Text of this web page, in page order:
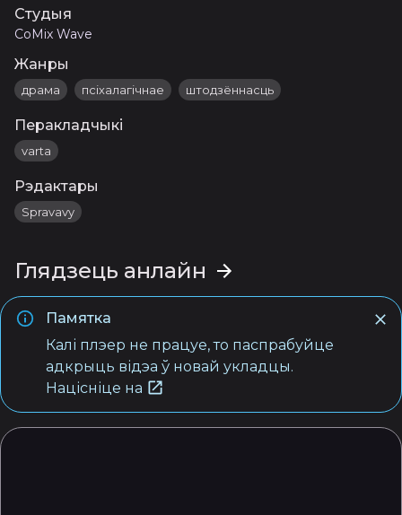
Студыя
CoMix Wave
Жанры
драма псіхалагічнае штодзённасць
Перакладчыкі
varta
Рэдактары
Spravavy
Глядзець анлайн
Памятка
Калі плэер не працуе, то паспрабуйце
адкрыць відэа ў новай укладцы.
Націсніце на